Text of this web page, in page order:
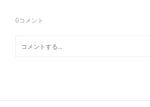
0コメント